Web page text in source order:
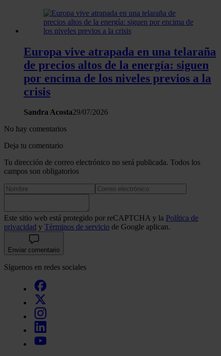
Europa vive atrapada en una telaraña
de precios altos de la energía: siguen
por encima de los niveles previos a la
crisis
Sandra Acosta29/07/2026
No hay comentarios
Deja tu comentario
Tu dirección de correo electrónico no será publicada. Todos los
campos son obligatorios
Este sitio web está protegido por reCAPTCHA y la Política de
privacidad y Términos de servicio de Google aplican.
Enviar comentario
Síguenos en redes sociales